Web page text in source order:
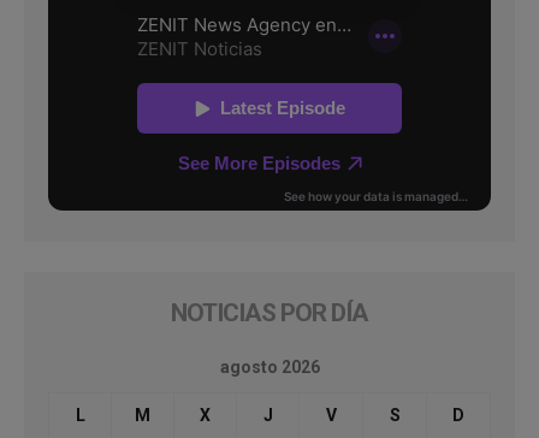
NOTICIAS POR DÍA
agosto 2026
L M X J V S D